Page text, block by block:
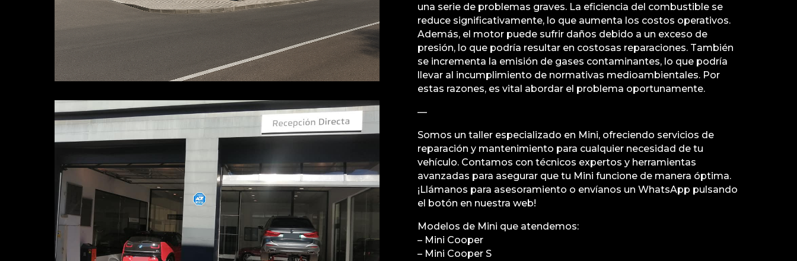
una serie de problemas graves. La eficiencia del combustible se
reduce significativamente, lo que aumenta los costos operativos.
Además, el motor puede sufrir daños debido a un exceso de
presión, lo que podría resultar en costosas reparaciones. También
se incrementa la emisión de gases contaminantes, lo que podría
llevar al incumplimiento de normativas medioambientales. Por
estas razones, es vital abordar el problema oportunamente.
—
Somos un taller especializado en Mini, ofreciendo servicios de
reparación y mantenimiento para cualquier necesidad de tu
vehículo. Contamos con técnicos expertos y herramientas
avanzadas para asegurar que tu Mini funcione de manera óptima.
¡Llámanos para asesoramiento o envíanos un WhatsApp pulsando
el botón en nuestra web!
Modelos de Mini que atendemos:
– Mini Cooper
– Mini Cooper S